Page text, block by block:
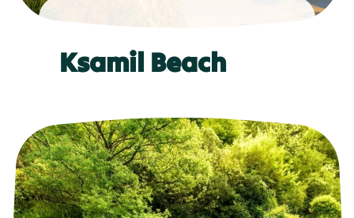
Ksamil Beach